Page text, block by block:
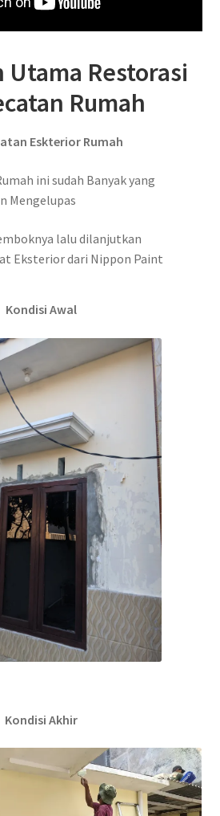
Utama Restorasi
Rumah
Eskterior Rumah
ini sudah Banyak yang
Mengelupas
lalu dilanjutkan
Eksterior dari Nippon Paint
Kondisi Awal
Kondisi Akhir